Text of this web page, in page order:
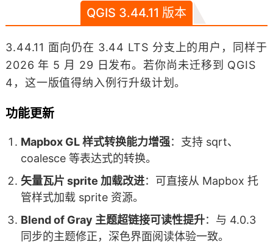
QGIS 3.44.11 版本
3.44.11 面向仍在 3.44 LTS 分支上的用户，同样于
2026 年 5 月 29 日发布。若你尚未迁移到 QGIS
4，这一版值得纳入例行升级计划。
功能更新
Mapbox GL 样式转换能力增强：支持 sqrt、
coalesce 等表达式的转换。
矢量瓦片 sprite 加载改进：可直接从 Mapbox 托
管样式加载 sprite 资源。
Blend of Gray 主题超链接可读性提升：与 4.0.3
同步的主题修正，深色界面阅读体验一致。